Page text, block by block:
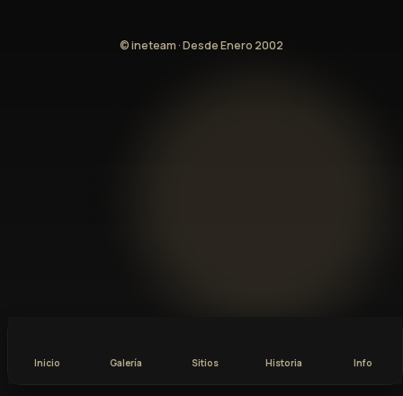
© ineteam · Desde Enero 2002
Inicio Galería Sitios Historia Info